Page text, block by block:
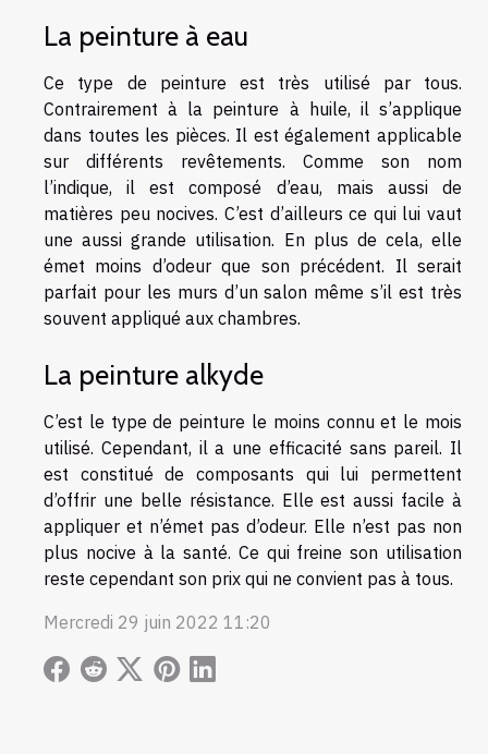
La peinture à eau
Ce type de peinture est très utilisé par tous.
Contrairement à la peinture à huile, il s’applique
dans toutes les pièces. Il est également applicable
sur différents revêtements. Comme son nom
l’indique, il est composé d’eau, mais aussi de
matières peu nocives. C’est d’ailleurs ce qui lui vaut
une aussi grande utilisation. En plus de cela, elle
émet moins d’odeur que son précédent. Il serait
parfait pour les murs d’un salon même s’il est très
souvent appliqué aux chambres.
La peinture alkyde
C’est le type de peinture le moins connu et le mois
utilisé. Cependant, il a une efficacité sans pareil. Il
est constitué de composants qui lui permettent
d’offrir une belle résistance. Elle est aussi facile à
appliquer et n’émet pas d’odeur. Elle n’est pas non
plus nocive à la santé. Ce qui freine son utilisation
reste cependant son prix qui ne convient pas à tous.
Mercredi 29 juin 2022 11:20